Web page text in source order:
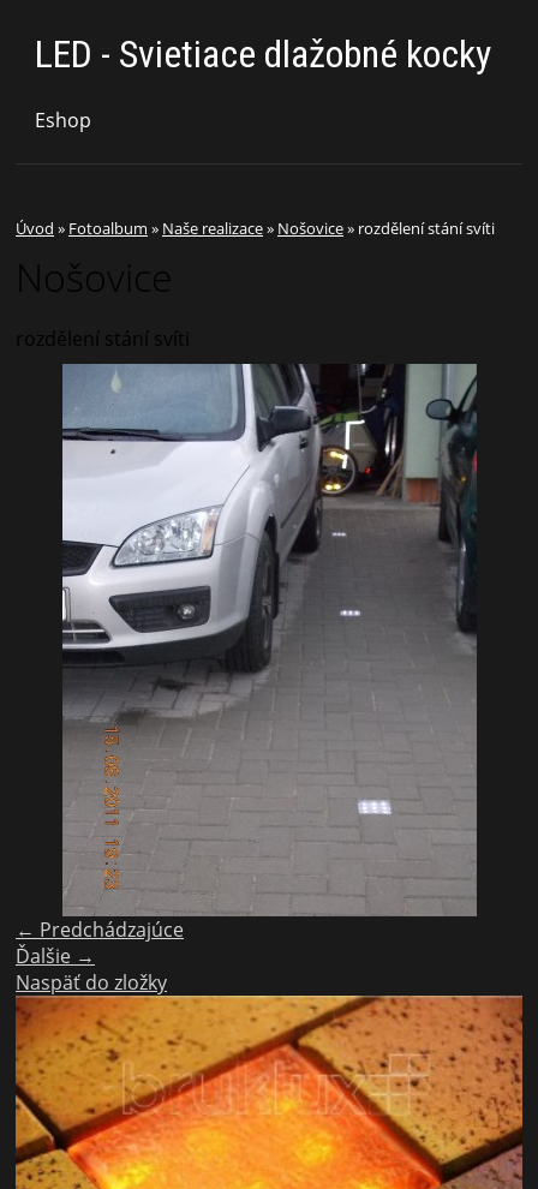
LED - Svietiace dlažobné kocky
Eshop
Úvod » Fotoalbum » Naše realizace» Nošovice» rozdělení stání svíti
Nošovice
rozdělení stání svíti
← Predchádzajúce
Ďalšie →
Naspäť do zložky